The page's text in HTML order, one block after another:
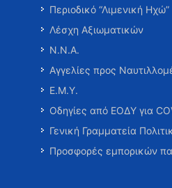
Περιοδικό “Λιμενική Ηχώ”
Λέσχη Αξιωματικών
Ν.Ν.Α.
Αγγελίες προς
Ε.Μ.Υ.
Οδηγίες από ΕΟΔΥ για
Γενική Γραμματεία
Προσφορές εμπορικών